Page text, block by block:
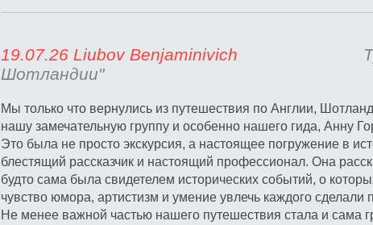
19.07.26 Liubov Benjaminivich
Шотландии"
Мы только что вернулись из путешествия по Англии,
нашу замечательную группу и особенно нашего гида, Анну
Это была не просто экскурсия, а настоящее погружение в
блестящий рассказчик и настоящий профессионал. Она
будто сама была свидетелем исторических событий, о
чувство юмора, артистизм и умение увлечь каждого
Не менее важной частью нашего путешествия стала и сама